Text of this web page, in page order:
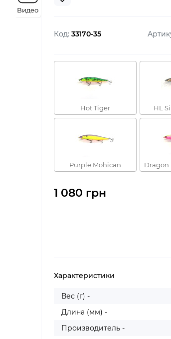
Видео
Код: 33170-35
Hot Tiger HL
Purple Mohican Dragon
1 080 грн
Характеристики
Вес (г) -
Длина (мм) -
Производитель -